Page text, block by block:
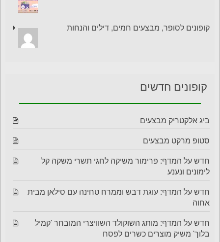
קופונים לסופר, מבצעים חמים, דילים והנחות
קופונים חדשים
ביג אלקטריק מבצעים
סטופ מרקט מבצעים
חדש על המדף: פרימור משיקה לחגי תשרי משקה קל
לימונים ונענע
חדש על המדף: עוגת דבש וממרח טחינה עם סילאן מבית
אחוה
חדש על המדף: מותג השוקולד השוויצרי המובחר 'קמיל
בלוך' משיק מוצרים כשרים לפסח